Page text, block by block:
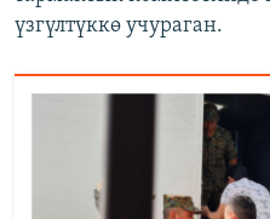
үзгүлтүккө учураган.